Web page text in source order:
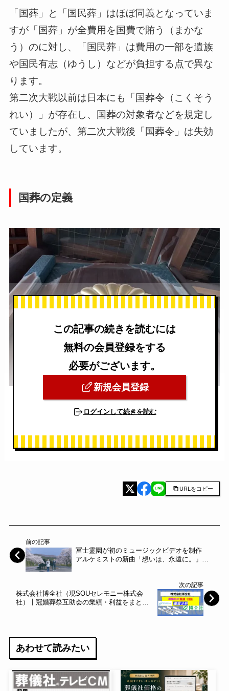
「国葬」と「国民葬」はほぼ同義となっていま
すが「国葬」が全費用を国費で賄う（まかな
う）のに対し、「国民葬」は費用の一部を遺族
や国民有志（ゆうし）などが負担する点で異な
ります。
第二次大戦以前は日本にも「国葬令（こくそう
れい）」が存在し、国葬の対象者などを規定し
ていましたが、第二次大戦後「国葬令」は失効
しています。
国葬の定義
この記事の続きを読むには
無料の会員登録をする
必要がございます。
新規会員登録
ログインして続きを読む
URLをコピー
前の記事
冨士霊園が初のミュージックビデオを制作
アルケミストの新曲「想いは、永遠に。」の
次の記事
株式会社博全社（現SOUセレモニー株式会
社）┃冠婚葬祭互助会の業績・利益をまとめ
あわせて読みたい